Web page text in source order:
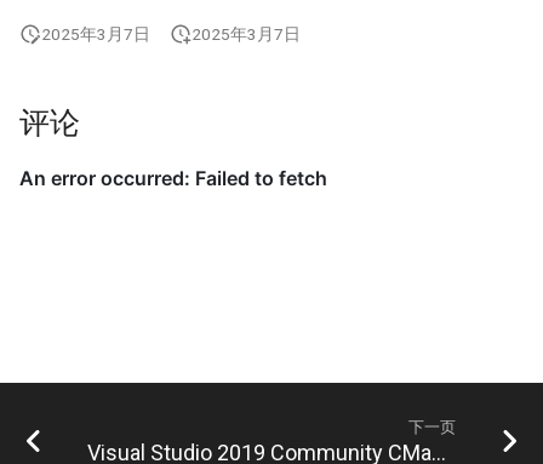
2025年3月7日 2025年3月7日
评论
下一页
Visual Studio 2019 Community CMake 编译指南